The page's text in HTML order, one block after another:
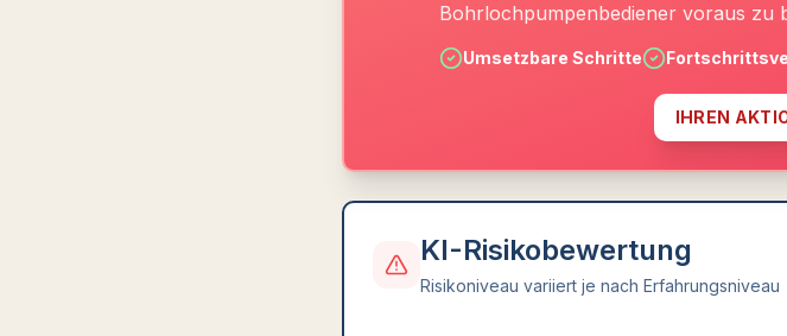
Bohrlochpumpenbediener voraus zu
Umsetzbare Schritte
IHREN
KI-Risikobewertung
Risikoniveau variiert je nach Erfahrungsniveau